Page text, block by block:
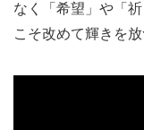
なく「希望」や「
こそ改めて輝きを放